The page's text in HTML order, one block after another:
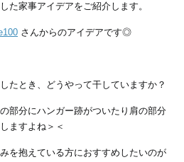
た家事アイデアをご紹介します。
さんからのアイデアです◎
たとき、どうやって干していますか？
部分にハンガー跡がついたり肩の部分
ますよね＞＜
を抱えている方におすすめしたいのが